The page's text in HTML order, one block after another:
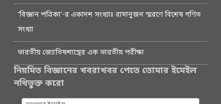
‘বিজ্ঞান পত্রিকা’-র একাদশ সংখ্যাঃ রামানুজন স্মরণে বিশেষ গণিত
সংখ্যা
ভারতীয় জ্যোতিষশাস্ত্রের এক ভারতীয় পরীক্ষা
নিয়মিত বিজ্ঞানের খবরাখবর পেতে তোমার ইমেইল
নথিভুক্ত করো